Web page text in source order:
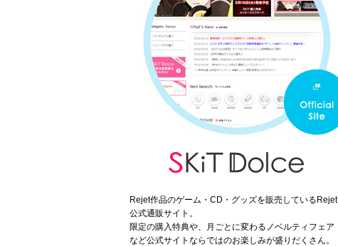
Rejet作品のゲーム・CD・グッズを販売しているRejet
公式通販サイト。
限定の購入特典や、月ごとに変わるノベルティフェア
など公式サイトならではのお楽しみが盛りだくさん。